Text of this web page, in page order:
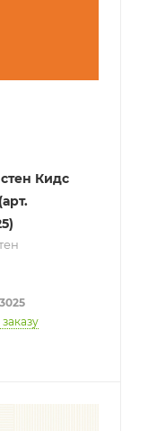
Кидс